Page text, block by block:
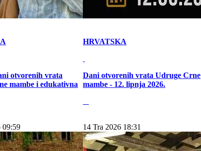
otvorenih vrata
mambe i edukativna
HRVATSKA
Dani otvorenih vrata Udruge Crne
mambe - 12. lipnja 2026.
09:59 14 Tra 2026 18:31